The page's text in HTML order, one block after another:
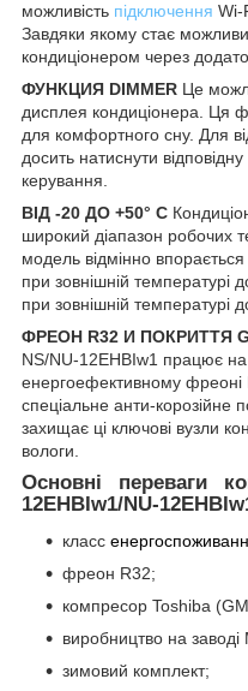
можливість підключення Wi-
Завдяки якому стає
кондиціонером через
ФУНКЦИЯ DIMMER Це
дисплея кондиціонера. Ця
для комфортного сну. Для
досить натиснути
керування.
ВІД -20 ДО +50° С
широкий діапазон робочих
модель відмінно
при зовнішній температурі
при зовнішній температурі
ФРЕОН R32 И ПОКРИТТЯ
NS/NU-12EHBIw1 працює на
енергоефективному
спеціальне анти-корозійне
захищає ці ключові вузли
вологи.
Основні переваги
12EHBIw1/NU-
класс
фреон R32;
компресор Toshiba
виробництво на заводі
зимовий комплект;